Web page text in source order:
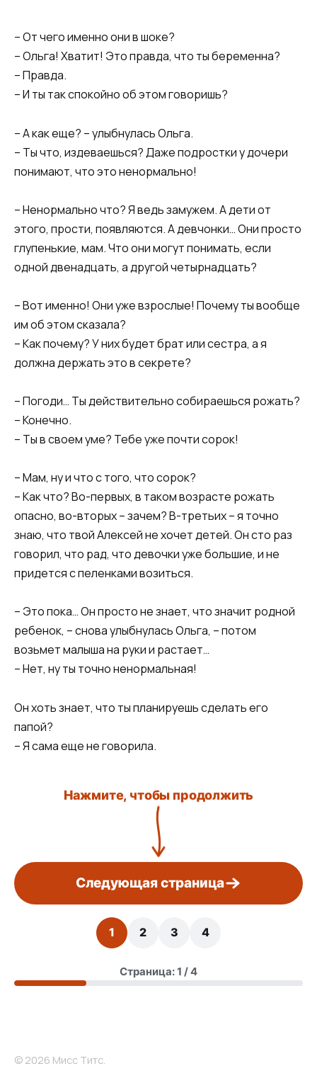
– От чего именно они в шоке?
– Ольга! Хватит! Это правда, что ты беременна?
– Правда.
– И ты так спокойно об этом говоришь?
– А как еще? – улыбнулась Ольга.
– Ты что, издеваешься? Даже подростки у дочери
понимают, что это ненормально!
– Ненормально что? Я ведь замужем. А дети от
этого, прости, появляются. А девчонки… Они просто
глупенькие, мам. Что они могут понимать, если
одной двенадцать, а другой четырнадцать?
– Вот именно! Они уже взрослые! Почему ты вообще
им об этом сказала?
– Как почему? У них будет брат или сестра, а я
должна держать это в секрете?
– Погоди… Ты действительно собираешься рожать?
– Конечно.
– Ты в своем уме? Тебе уже почти сорок!
– Мам, ну и что с того, что сорок?
– Как что? Во-первых, в таком возрасте рожать
опасно, во-вторых – зачем? В-третьих – я точно
знаю, что твой Алексей не хочет детей. Он сто раз
говорил, что рад, что девочки уже большие, и не
придется с пеленками возиться.
– Это пока… Он просто не знает, что значит родной
ребенок, – снова улыбнулась Ольга, – потом
возьмет малыша на руки и растает…
– Нет, ну ты точно ненормальная!
Он хоть знает, что ты планируешь сделать его
папой?
– Я сама еще не говорила.
Нажмите, чтобы продолжить
Следующая страница
1 2 3 4
Страница: 1 / 4
© 2026 Мисс Титс.